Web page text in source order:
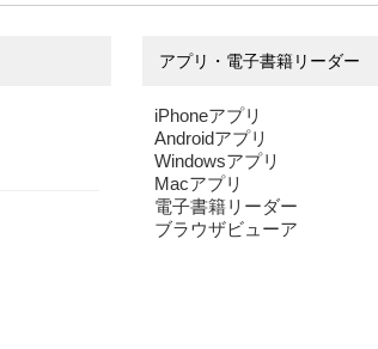
アプリ・電子書籍リーダー
iPhoneアプリ
Androidアプリ
Windowsアプリ
Macアプリ
電子書籍リーダー
ブラウザビューア